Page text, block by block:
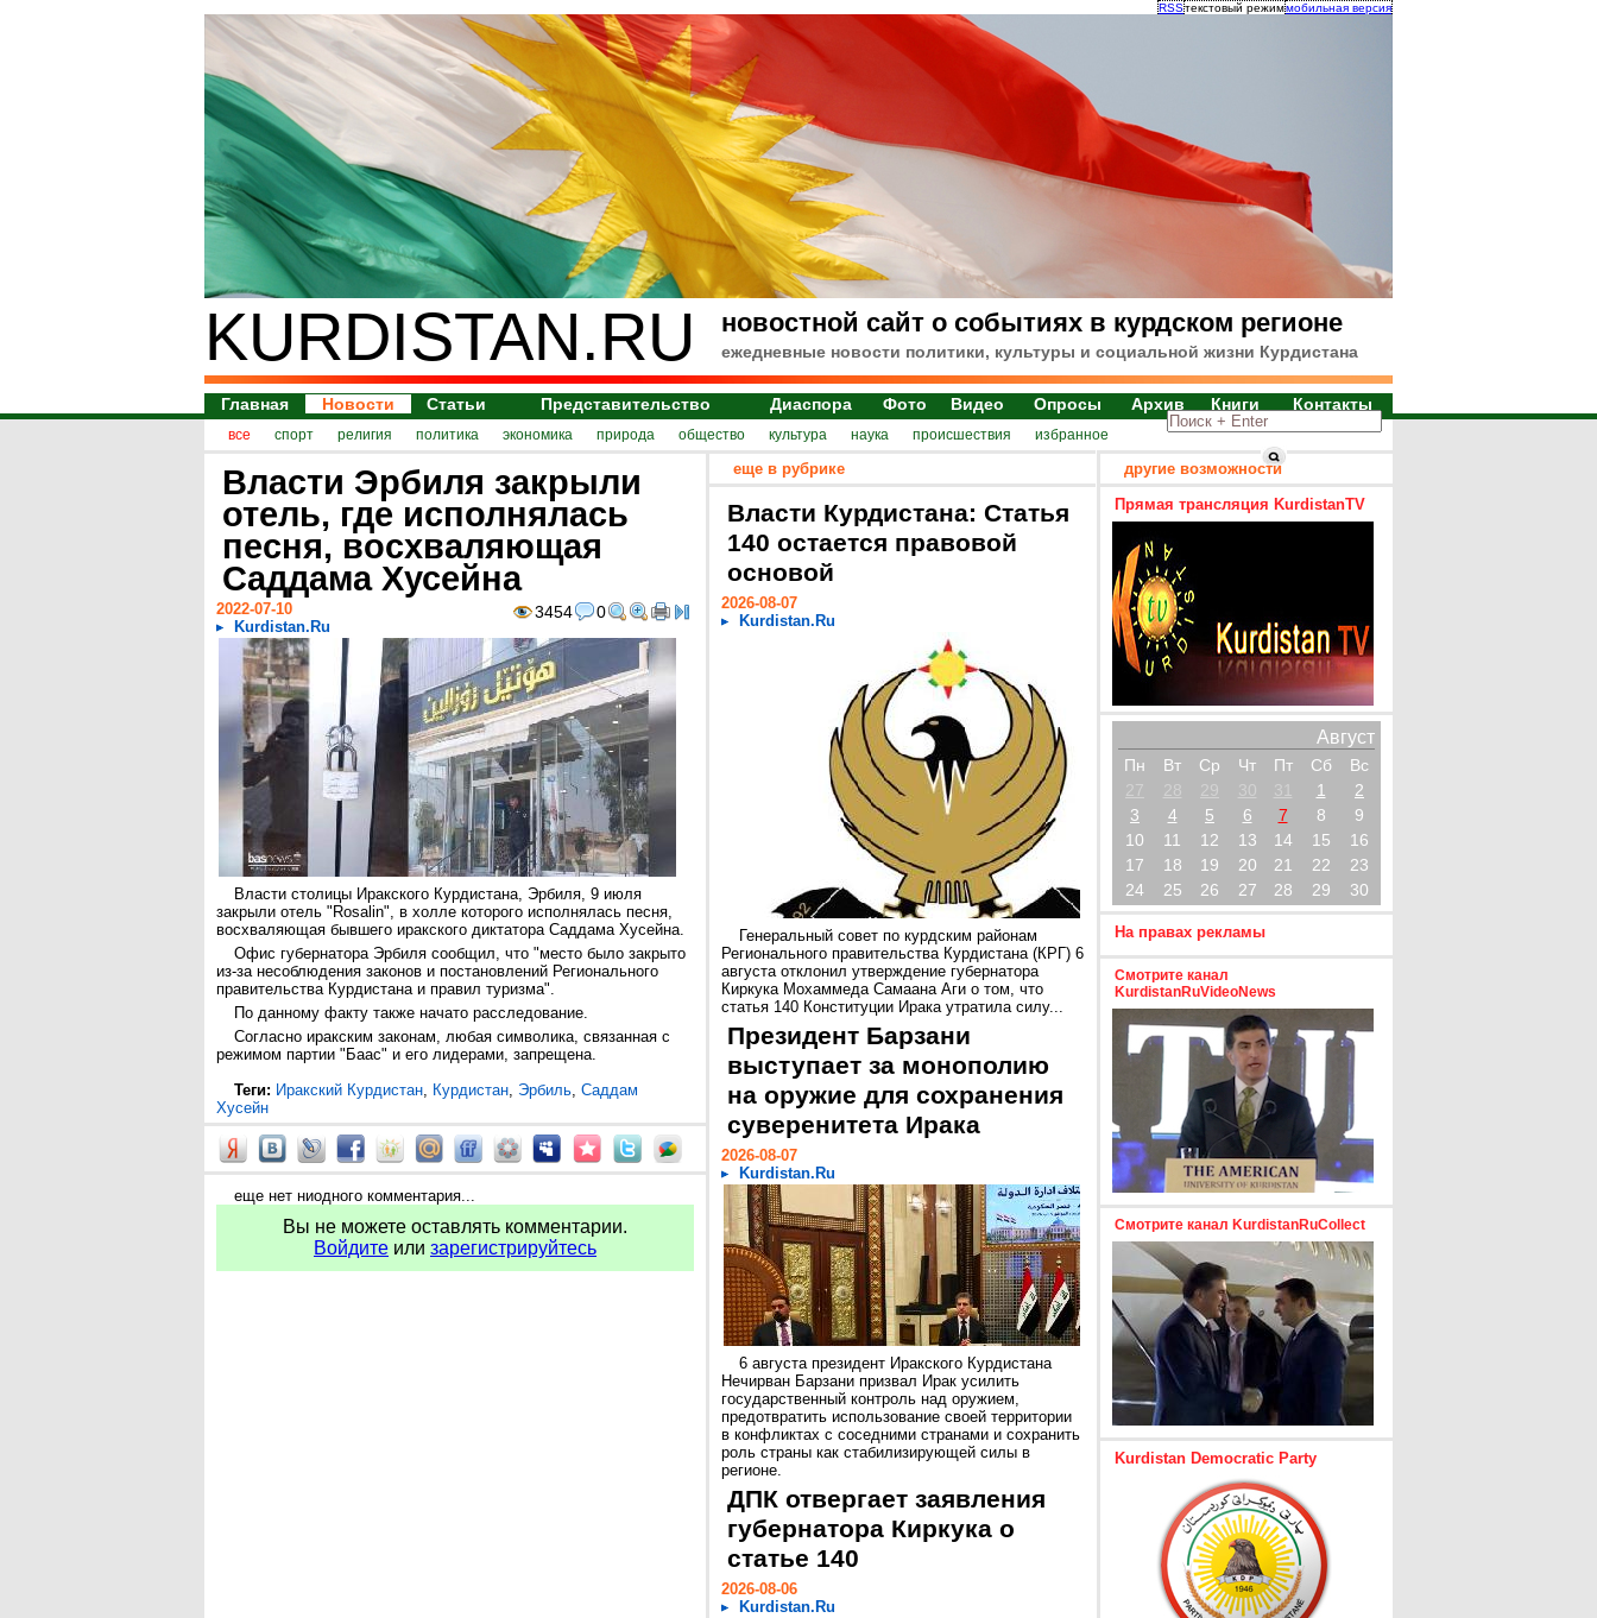
RSSтекстовый режиммобильная версия
KURDISTAN.RU новостной сайт о событиях в курдском регионе
ежедневные новости политики, культуры и социальной жизни Курдистана
Главная Новости Статьи Представительство Диаспора Фото Видео Опросы Архив Книги Контакты
все спорт религия политика экономика природа общество культура наука происшествия избранное
Власти Эрбиля закрыли
отель, где исполнялась
песня, восхваляющая
Саддама Хусейна
3454 0
2022-07-10
Kurdistan.Ru
Власти столицы Иракского Курдистана, Эрбиля, 9 июля
закрыли отель "Rosalin", в холле которого исполнялась песня,
восхваляющая бывшего иракского диктатора Саддама Хусейна.
Офис губернатора Эрбиля сообщил, что "место было закрыто
из-за несоблюдения законов и постановлений Регионального
правительства Курдистана и правил туризма".
По данному факту также начато расследование.
Согласно иракским законам, любая символика, связанная с
режимом партии "Баас" и его лидерами, запрещена.
Теги: Иракский Курдистан, Курдистан, Эрбиль, Саддам
Хусейн
еще нет ниодного комментария...
Вы не можете оставлять комментарии.
Войдите или зарегистрируйтесь
еще в рубрике
Власти Курдистана: Статья
140 остается правовой
основой
2026-08-07
Kurdistan.Ru
Генеральный совет по курдским районам
Регионального правительства Курдистана (КРГ) 6
августа отклонил утверждение губернатора
Киркука Мохаммеда Самаана Аги о том, что
статья 140 Конституции Ирака утратила силу...
Президент Барзани
выступает за монополию
на оружие для сохранения
суверенитета Ирака
2026-08-07
Kurdistan.Ru
6 августа президент Иракского Курдистана
Нечирван Барзани призвал Ирак усилить
государственный контроль над оружием,
предотвратить использование своей территории
в конфликтах с соседними странами и сохранить
роль страны как стабилизирующей силы в
регионе.
ДПК отвергает заявления
губернатора Киркука о
статье 140
2026-08-06
Kurdistan.Ru
другие возможности
Прямая трансляция KurdistanTV
Август
Пн Вт Ср Чт Пт Сб
Вс
27
28 29 30 31 1
2
3
4 5 6 7 8
9
10
11 12 13 14 15
16
17
18 19 20 21 22
23
24
25 26 27 28 29 30
На правах рекламы
Смотрите канал
KurdistanRuVideoNews
Смотрите канал KurdistanRuCollect
Kurdistan Democratic Party